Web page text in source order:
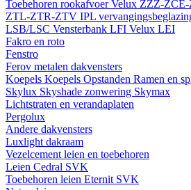
Toebehoren rookafvoerVelux ZZZ-
ZTL-ZTR-ZTV IPL
LSB/LSC Vensterbank LFI Velux LEI
Fakro en roto
Fenstro
Ferov metalen dakvensters
Koepels Koepels Opstanden Ramen en
Skylux Skyshade zonwering Skymax
Lichtstraten en verandaplaten
Pergolux
Andere dakvensters
Luxlight dakraam
Vezelcement leien en toebehoren
Leien Cedral SVK
Toebehoren leien Eternit SVK